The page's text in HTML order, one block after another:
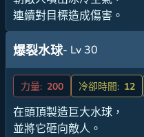
連續對目標造成傷害。
爆裂水球- Lv 30
力量: 200 冷卻時間: 12
在頭頂製造巨大水球，
並將它砸向敵人。